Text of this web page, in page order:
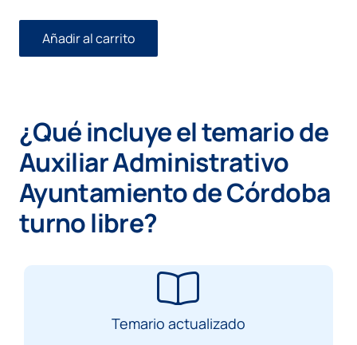
Temario
Auxiliar
Córdoba
(turno
libre)
cantidad
Añadir al carrito
¿Qué incluye el temario de
Auxiliar Administrativo
Ayuntamiento de Córdoba
turno libre?
Temario actualizado